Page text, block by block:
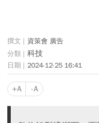
資策會 廣告
科技
2024-12-25 16:41
+A -A